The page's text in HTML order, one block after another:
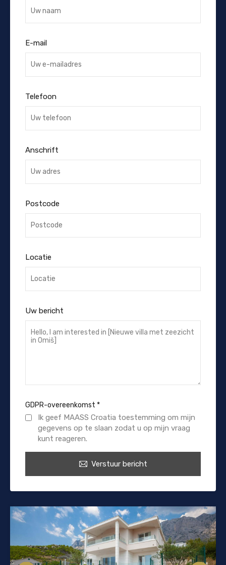
E-mail
Telefoon
Anschrift
Postcode
Locatie
Uw bericht
GDPR-overeenkomst *
Ik geef MAASS Croatia toestemming om mijn
gegevens op te slaan zodat u op mijn vraag
kunt reageren.
Verstuur bericht